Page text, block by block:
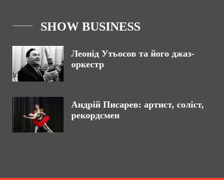
SHOW BUSINESS
Леонід Утьосов та його джаз-
оркестр
Андрій Писарев: артист, соліст,
рекордсмен